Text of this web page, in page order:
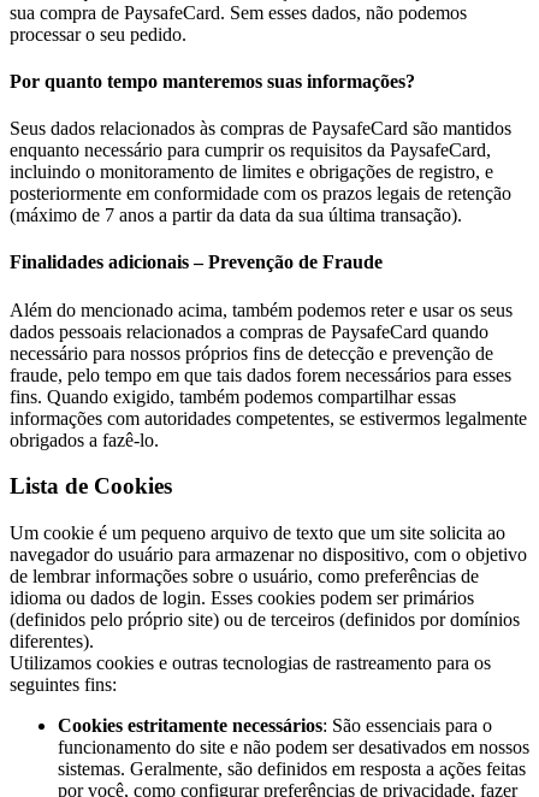
sua compra de PaysafeCard. Sem esses dados, não podemos
processar o seu pedido.
Por quanto tempo manteremos suas informações?
Seus dados relacionados às compras de PaysafeCard são mantidos
enquanto necessário para cumprir os requisitos da PaysafeCard,
incluindo o monitoramento de limites e obrigações de registro, e
posteriormente em conformidade com os prazos legais de retenção
(máximo de 7 anos a partir da data da sua última transação).
Finalidades adicionais – Prevenção de Fraude
Além do mencionado acima, também podemos reter e usar os seus
dados pessoais relacionados a compras de PaysafeCard quando
necessário para nossos próprios fins de detecção e prevenção de
fraude, pelo tempo em que tais dados forem necessários para esses
fins. Quando exigido, também podemos compartilhar essas
informações com autoridades competentes, se estivermos legalmente
obrigados a fazê-lo.
Lista de Cookies
Um cookie é um pequeno arquivo de texto que um site solicita ao
navegador do usuário para armazenar no dispositivo, com o objetivo
de lembrar informações sobre o usuário, como preferências de
idioma ou dados de login. Esses cookies podem ser primários
(definidos pelo próprio site) ou de terceiros (definidos por domínios
diferentes).
Utilizamos cookies e outras tecnologias de rastreamento para os
seguintes fins:
Cookies estritamente necessários: São essenciais para o
funcionamento do site e não podem ser desativados em nossos
sistemas. Geralmente, são definidos em resposta a ações feitas
por você, como configurar preferências de privacidade, fazer